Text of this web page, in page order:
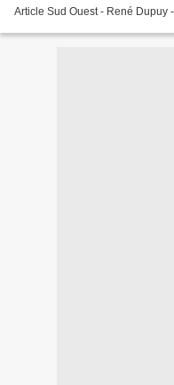
Article Sud Ouest - René Dupuy